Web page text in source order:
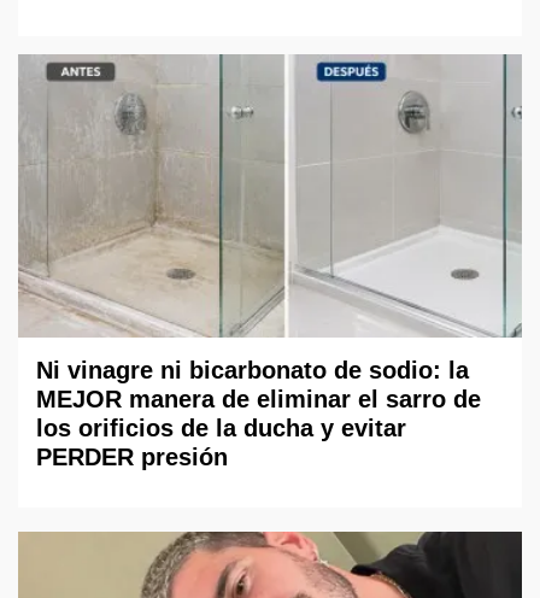
Ni vinagre ni bicarbonato de sodio: la
MEJOR manera de eliminar el sarro de
los orificios de la ducha y evitar
PERDER presión